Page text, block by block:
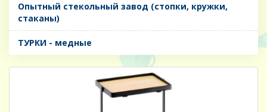
Опытный стекольный завод (стопки, кружки,
стаканы)
ТУРКИ - медные